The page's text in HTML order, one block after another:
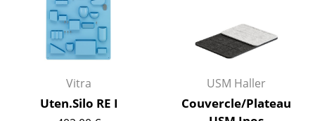
Tables basses
Bureaux & Secrétaires
Tables de conférence et Pupitres
Vitra
Uten.Silo RE I
USM Haller
Couvercle/Plateau